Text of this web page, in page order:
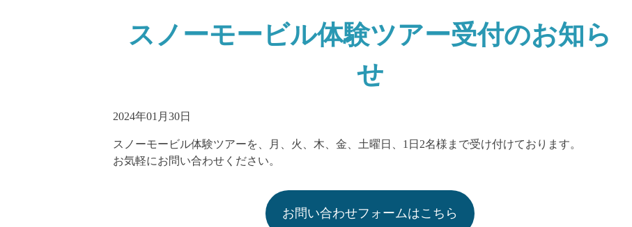
スノーモービル体験ツアー受付のお知ら
せ
2024年01月30日
スノーモービル体験ツアーを、月、火、木、金、土曜日、1日2名様まで受け付けております。
お気軽にお問い合わせください。
お問い合わせフォームはこちら